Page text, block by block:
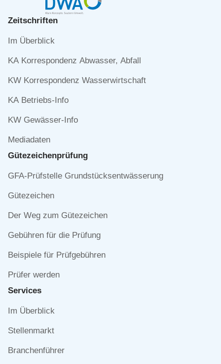
Zeitschriften
Navigation
Im Überblick
KA Korrespondenz Abwasser, Abfall
KW Korrespondenz Wasserwirtschaft
KA Betriebs-Info
KW Gewässer-Info
Mediadaten
Gütezeichen­prüfung
Navigation
GFA-Prüfstelle Grundstücksentwässerung
Gütezeichen
Der Weg zum Gütezeichen
Gebühren für die Prüfung
Beispiele für Prüfgebühren
Prüfer werden
Services
Navigation
Im Überblick
Stellenmarkt
Branchenführer